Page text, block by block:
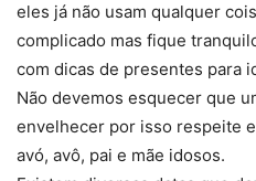
eles já não usam qualquer
complicado mas fique
com dicas de presentes para
Não devemos esquecer que
envelhecer por isso respeite
avó, avô, pai e mãe idosos.